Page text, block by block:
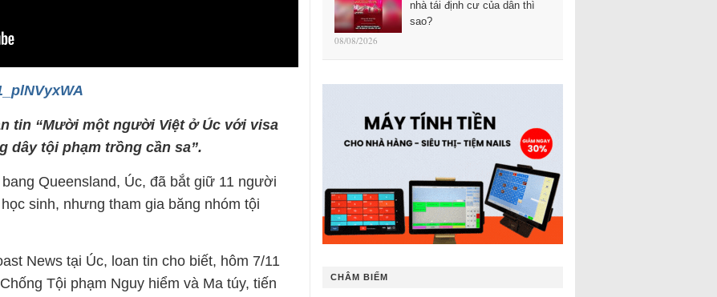
tin “Mười một người Việt ở Úc với visa
dây tội phạm trồng cần sa”.
Queensland, Úc, đã bắt giữ 11 người
sinh, nhưng tham gia băng nhóm tội
News tại Úc, loan tin cho biết, hôm 7/11
Tội phạm Nguy hiểm và Ma túy, tiến
nhà tái định cư của dân thì
sao?
08/08/2026
CHÂM BIẾM